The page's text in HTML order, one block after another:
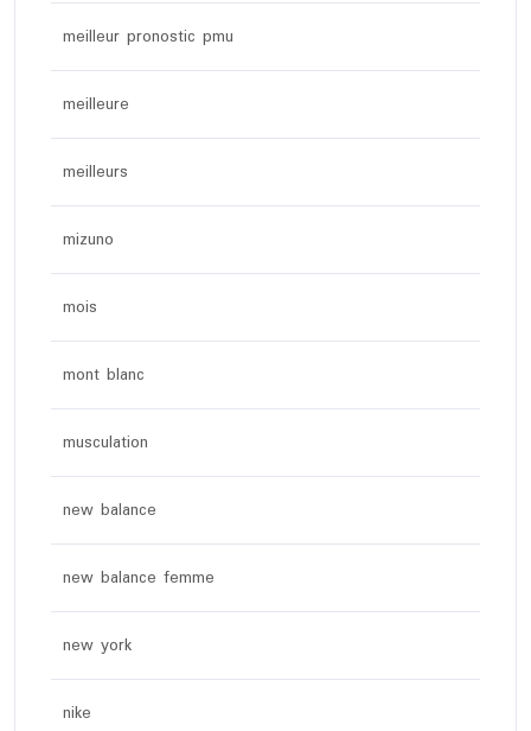
meilleur pronostic pmu
meilleure
meilleurs
mizuno
mois
mont blanc
musculation
new balance
new balance femme
new york
nike